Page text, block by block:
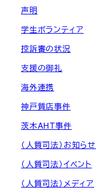
声明
学生ボランティア
控訴審の状況
支援の御礼
海外連携
神戸質店事件
茨木AHT事件
（人質司法）お知らせ
（人質司法）イベント
（人質司法）メディア